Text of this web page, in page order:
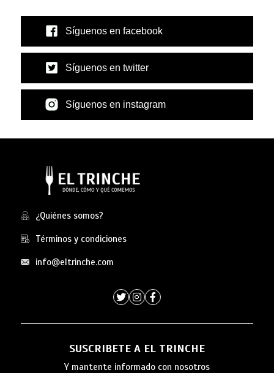
Síguenos en facebook
Síguenos en twitter
Síguenos en instagram
¿Quiénes somos?
Términos y condiciones
info@eltrinche.com
SUSCRIBETE A EL TRINCHE
Y mantente informado con nosotros